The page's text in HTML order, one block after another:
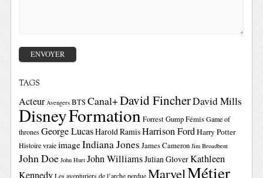
TAGS
Acteur Avengers BTSCanal+David FincherDavid Mills
DisneyFormationForrest GumpFémis Game of
thrones George LucasHarold RamisHarrison FordHarry Potter
Histoire vraie imageIndiana Jones James Cameron Jim Broadbent
John Doe John Hurt John WilliamsJulian GloverKathleen
Kennedy Les aventuriers de l’arche perdue MarvelMétier